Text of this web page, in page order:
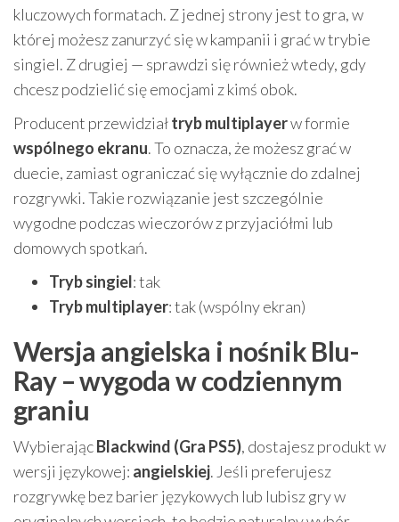
kluczowych formatach. Z jednej strony jest to gra, w
której możesz zanurzyć się w kampanii i grać w trybie
singiel. Z drugiej — sprawdzi się również wtedy, gdy
chcesz podzielić się emocjami z kimś obok.
Producent przewidziałtryb multiplayerw formie
wspólnego ekranu. To oznacza, że możesz grać w
duecie, zamiast ograniczać się wyłącznie do zdalnej
rozgrywki. Takie rozwiązanie jest szczególnie
wygodne podczas wieczorów z przyjaciółmi lub
domowych spotkań.
Tryb singiel: tak
Tryb multiplayer: tak (wspólny ekran)
Wersja angielska i nośnik Blu-
Ray – wygoda w codziennym
graniu
WybierającBlackwind (Gra PS5), dostajesz produkt w
wersji językowej: angielskiej. Jeśli preferujesz
rozgrywkę bez barier językowych lub lubisz gry w